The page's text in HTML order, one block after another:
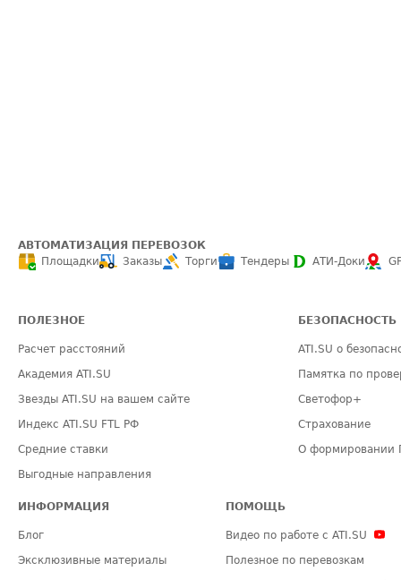
АВТОМАТИЗАЦИЯ ПЕРЕВОЗОК
Площадки
Заказы Торги Тендеры АТИ-Доки
ПОЛЕЗНОЕ
Расчет расстояний
Академия ATI.SU
Звезды ATI.SU на вашем сайте
Индекс ATI.SU FTL РФ
Средние ставки
Выгодные направления
БЕЗОПАСНОСТЬ
ATI.SU о
Памятка по
Светофор+
Страхование
О формировании
ИНФОРМАЦИЯ
Блог
Эксклюзивные материалы
ПОМОЩЬ
Видео по работе с ATI.SU
Полезное по перевозкам